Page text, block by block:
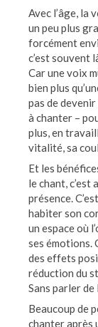
Avec l’âge, la
un peu plus
forcément
c’est souvent
Car une voix
bien plus
pas de
à chanter –
plus, en
vitalité, sa
Et les
le chant,
présence.
habiter son
un espace où
ses émotions.
des effets
réduction du
Sans parler
Beaucoup de
chanter après